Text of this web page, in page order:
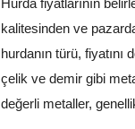
Hurda fiyatlarının
kalitesinden ve
hurdanın türü,
çelik ve demir gibi
değerli metaller,